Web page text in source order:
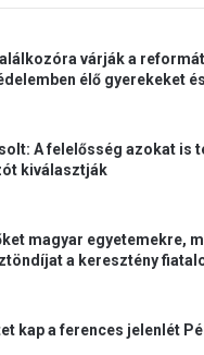
várják a
élő gyerekeket
A felelősség azokat is
kiválasztják
magyar egyetemekre,
a keresztény
kap a ferences jelenlét